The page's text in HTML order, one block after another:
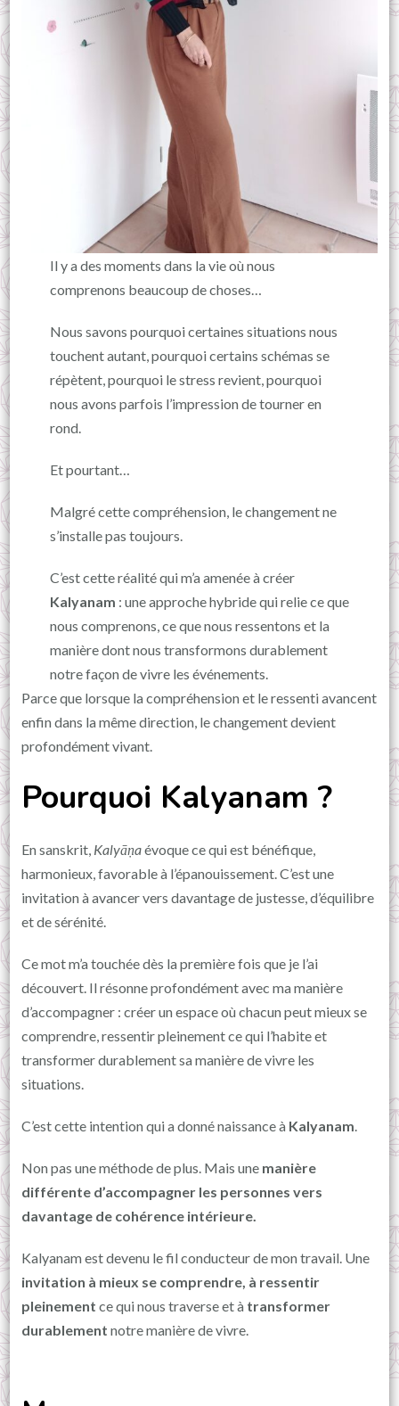
Il y a des moments dans la vie où nous
comprenons beaucoup de choses…
Nous savons pourquoi certaines situations nous
touchent autant, pourquoi certains schémas se
répètent, pourquoi le stress revient, pourquoi
nous avons parfois l’impression de tourner en
rond.
Et pourtant…
Malgré cette compréhension, le changement ne
s’installe pas toujours.
C’est cette réalité qui m’a amenée à créer
Kalyanam : une approche hybride qui relie ce que
nous comprenons, ce que nous ressentons et la
manière dont nous transformons durablement
notre façon de vivre les événements.
Parce que lorsque la compréhension et le ressenti avancent
enfin dans la même direction, le changement devient
profondément vivant.
Pourquoi Kalyanam ?
En sanskrit, Kalyāṇaévoque ce qui est bénéfique,
harmonieux, favorable à l’épanouissement. C’est une
invitation à avancer vers davantage de justesse, d’équilibre
et de sérénité.
Ce mot m’a touchée dès la première fois que je l’ai
découvert. Il résonne profondément avec ma manière
d’accompagner : créer un espace où chacun peut mieux se
comprendre, ressentir pleinement ce qui l’habite et
transformer durablement sa manière de vivre les
situations.
C’est cette intention qui a donné naissance à Kalyanam.
Non pas une méthode de plus. Mais une manière
différente d’accompagner les personnes vers
davantage de cohérence intérieure.
Kalyanam est devenu le fil conducteur de mon travail. Une
invitation à mieux se comprendre, à ressentir
pleinement ce qui nous traverse et à transformer
durablement notre manière de vivre.